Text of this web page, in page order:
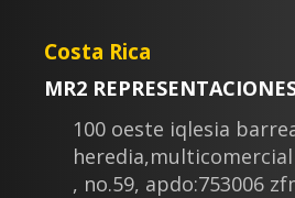
Costa Rica
MR2
100 oeste iqlesia
, no.59, apdo:753006